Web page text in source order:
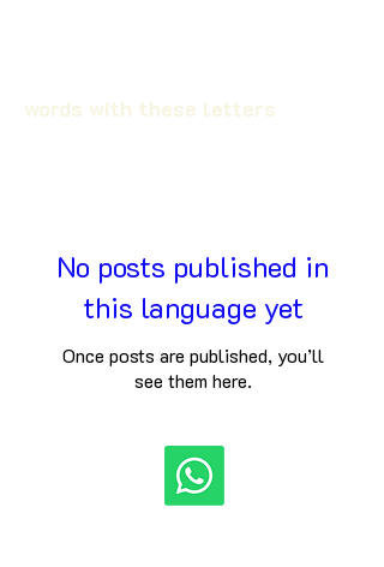
words with these letters
No posts published in
this language yet
Once posts are published, you’ll
see them here.